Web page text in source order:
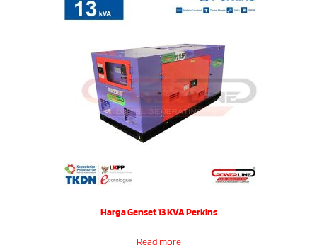
Harga Genset 13 KVA Perkins
Read more